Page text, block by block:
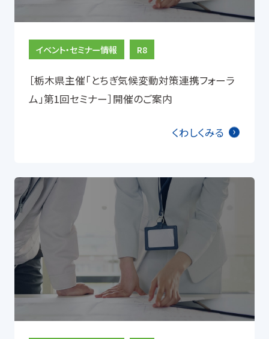
イベント・セミナー情報 R8
［栃木県主催「とちぎ気候変動対策連携フォーラ
ム」第1回セミナー］開催のご案内
くわしくみる